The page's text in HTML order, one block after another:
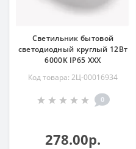
Светильник бытовой
светодиодный круглый 12Вт
6000K IP65 ХХХ
Код товара: 2Ц-00016934
0
278.00р.